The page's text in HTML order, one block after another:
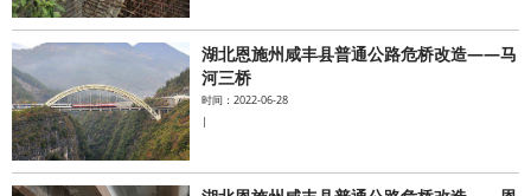
湖北恩施州咸丰县普通公路危桥改造——马
河三桥
时间：2022-06-28
|